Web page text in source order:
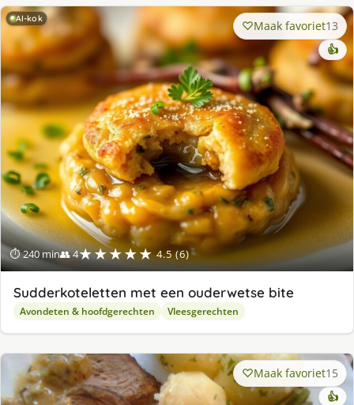
AI-kok
⏱ 240 min👥 4★★★★★ 4.5 (6)
Maak favoriet13
👍
Sudderkoteletten met een ouderwetse bite
Avondeten & hoofdgerechten Vleesgerechten
Maak favoriet15
👍